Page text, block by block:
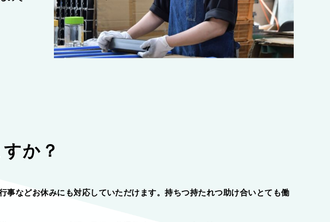
か？
などお休みにも対応していただけます。持ちつ持たれつ助け合いとても働